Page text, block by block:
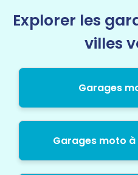
Explorer les
villes
Garages
Garages moto à